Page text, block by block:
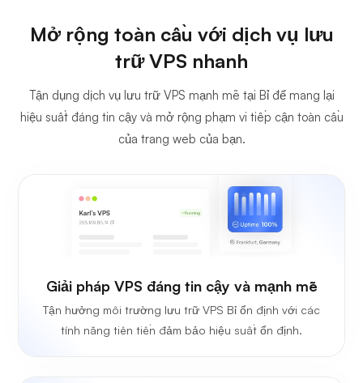
Mở rộng toàn cầu với dịch vụ lưu
trữ VPS nhanh
Tận dụng dịch vụ lưu trữ VPS mạnh mẽ tại Bỉ để mang lại
hiệu suất đáng tin cậy và mở rộng phạm vi tiếp cận toàn cầu
của trang web của bạn.
Giải pháp VPS đáng tin cậy và mạnh mẽ
Tận hưởng môi trường lưu trữ VPS Bỉ ổn định với các
tính năng tiên tiến đảm bảo hiệu suất ổn định.